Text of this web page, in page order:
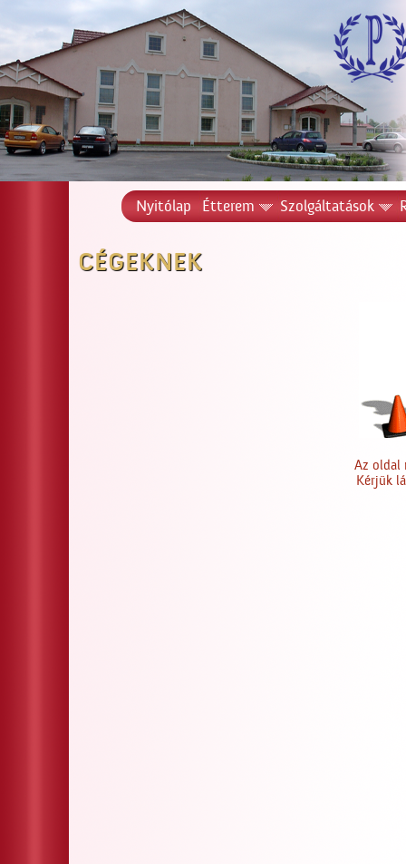
Nyitólap Étterem Szolgáltatások
CÉGEKNEK
Az oldal
Kérjük